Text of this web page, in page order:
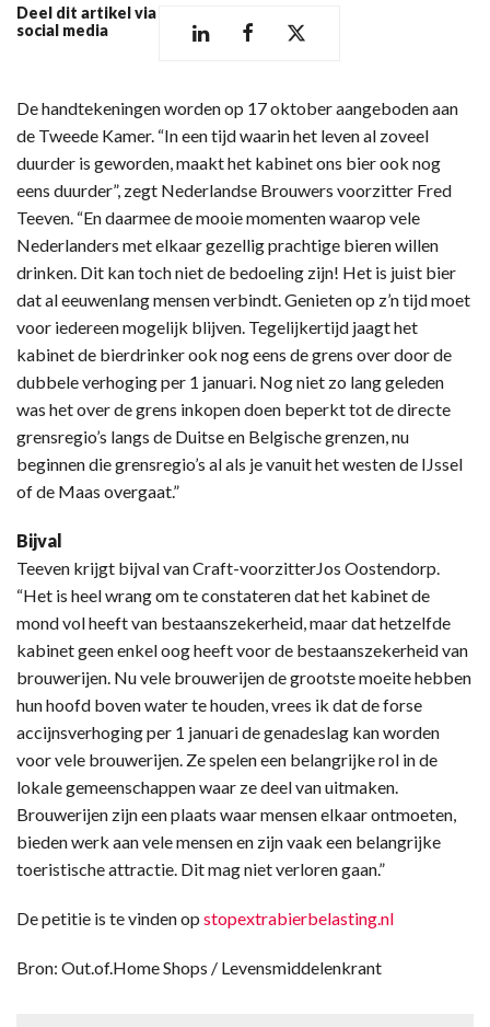
Deel dit artikel via
social media
De handtekeningen worden op 17 oktober aangeboden aan
de Tweede Kamer. “In een tijd waarin het leven al zoveel
duurder is geworden, maakt het kabinet ons bier ook nog
eens duurder”, zegt Nederlandse Brouwers voorzitter Fred
Teeven. “En daarmee de mooie momenten waarop vele
Nederlanders met elkaar gezellig prachtige bieren willen
drinken. Dit kan toch niet de bedoeling zijn! Het is juist bier
dat al eeuwenlang mensen verbindt. Genieten op z’n tijd moet
voor iedereen mogelijk blijven. Tegelijkertijd jaagt het
kabinet de bierdrinker ook nog eens de grens over door de
dubbele verhoging per 1 januari. Nog niet zo lang geleden
was het over de grens inkopen doen beperkt tot de directe
grensregio’s langs de Duitse en Belgische grenzen, nu
beginnen die grensregio’s al als je vanuit het westen de IJssel
of de Maas overgaat.”
Bijval
Teeven krijgt bijval van Craft-voorzitterJos Oostendorp.
“Het is heel wrang om te constateren dat het kabinet de
mond vol heeft van bestaanszekerheid, maar dat hetzelfde
kabinet geen enkel oog heeft voor de bestaanszekerheid van
brouwerijen. Nu vele brouwerijen de grootste moeite hebben
hun hoofd boven water te houden, vrees ik dat de forse
accijnsverhoging per 1 januari de genadeslag kan worden
voor vele brouwerijen. Ze spelen een belangrijke rol in de
lokale gemeenschappen waar ze deel van uitmaken.
Brouwerijen zijn een plaats waar mensen elkaar ontmoeten,
bieden werk aan vele mensen en zijn vaak een belangrijke
toeristische attractie. Dit mag niet verloren gaan.”
De petitie is te vinden op stopextrabierbelasting.nl
Bron: Out.of.Home Shops / Levensmiddelenkrant